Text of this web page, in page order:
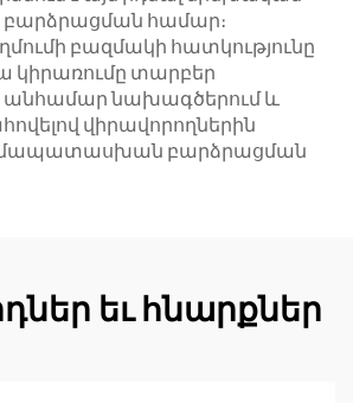
բարձրացման համար։
բազմակի հատկությունը
կիրառումը տարբեր
անհամար նախագծերում և
վիրավորողներին
բարձրացման
եւ հնարքներ